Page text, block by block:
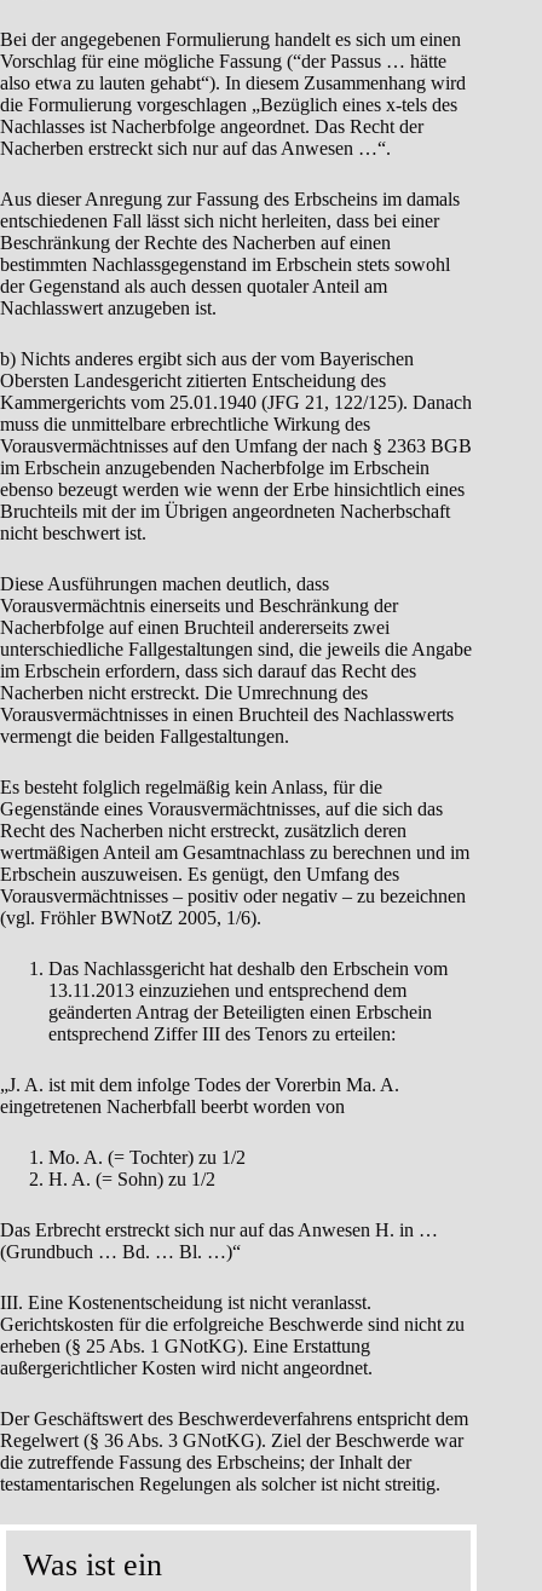
Bei der angegebenen Formulierung handelt es sich um einen
Vorschlag für eine mögliche Fassung (“der Passus … hätte
also etwa zu lauten gehabt“). In diesem Zusammenhang wird
die Formulierung vorgeschlagen „Bezüglich eines x-tels des
Nachlasses ist Nacherbfolge angeordnet. Das Recht der
Nacherben erstreckt sich nur auf das Anwesen …“.
Aus dieser Anregung zur Fassung des Erbscheins im damals
entschiedenen Fall lässt sich nicht herleiten, dass bei einer
Beschränkung der Rechte des Nacherben auf einen
bestimmten Nachlassgegenstand im Erbschein stets sowohl
der Gegenstand als auch dessen quotaler Anteil am
Nachlasswert anzugeben ist.
b) Nichts anderes ergibt sich aus der vom Bayerischen
Obersten Landesgericht zitierten Entscheidung des
Kammergerichts vom 25.01.1940 (JFG 21, 122/125). Danach
muss die unmittelbare erbrechtliche Wirkung des
Vorausvermächtnisses auf den Umfang der nach § 2363 BGB
im Erbschein anzugebenden Nacherbfolge im Erbschein
ebenso bezeugt werden wie wenn der Erbe hinsichtlich eines
Bruchteils mit der im Übrigen angeordneten Nacherbschaft
nicht beschwert ist.
Diese Ausführungen machen deutlich, dass
Vorausvermächtnis einerseits und Beschränkung der
Nacherbfolge auf einen Bruchteil andererseits zwei
unterschiedliche Fallgestaltungen sind, die jeweils die Angabe
im Erbschein erfordern, dass sich darauf das Recht des
Nacherben nicht erstreckt. Die Umrechnung des
Vorausvermächtnisses in einen Bruchteil des Nachlasswerts
vermengt die beiden Fallgestaltungen.
Es besteht folglich regelmäßig kein Anlass, für die
Gegenstände eines Vorausvermächtnisses, auf die sich das
Recht des Nacherben nicht erstreckt, zusätzlich deren
wertmäßigen Anteil am Gesamtnachlass zu berechnen und im
Erbschein auszuweisen. Es genügt, den Umfang des
Vorausvermächtnisses – positiv oder negativ – zu bezeichnen
(vgl. Fröhler BWNotZ 2005, 1/6).
Das Nachlassgericht hat deshalb den Erbschein vom
13.11.2013 einzuziehen und entsprechend dem
geänderten Antrag der Beteiligten einen Erbschein
entsprechend Ziffer III des Tenors zu erteilen:
„J. A. ist mit dem infolge Todes der Vorerbin Ma. A.
eingetretenen Nacherbfall beerbt worden von
Mo. A. (= Tochter) zu 1/2
H. A. (= Sohn) zu 1/2
Das Erbrecht erstreckt sich nur auf das Anwesen H. in …
(Grundbuch … Bd. … Bl. …)“
III. Eine Kostenentscheidung ist nicht veranlasst.
Gerichtskosten für die erfolgreiche Beschwerde sind nicht zu
erheben (§ 25 Abs. 1 GNotKG). Eine Erstattung
außergerichtlicher Kosten wird nicht angeordnet.
Der Geschäftswert des Beschwerdeverfahrens entspricht dem
Regelwert (§ 36 Abs. 3 GNotKG). Ziel der Beschwerde war
die zutreffende Fassung des Erbscheins; der Inhalt der
testamentarischen Regelungen als solcher ist nicht streitig.
Was ist ein